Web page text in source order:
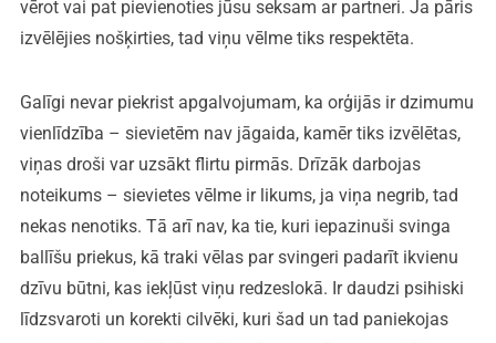
vērot vai pat pievienoties jūsu seksam ar partneri. Ja pāris
izvēlējies nošķirties, tad viņu vēlme tiks respektēta.
Galīgi nevar piekrist apgalvojumam, ka orģijās ir dzimumu
vienlīdzība – sievietēm nav jāgaida, kamēr tiks izvēlētas,
viņas droši var uzsākt flirtu pirmās. Drīzāk darbojas
noteikums – sievietes vēlme ir likums, ja viņa negrib, tad
nekas nenotiks. Tā arī nav, ka tie, kuri iepazinuši svinga
ballīšu priekus, kā traki vēlas par svingeri padarīt ikvienu
dzīvu būtni, kas iekļūst viņu redzeslokā. Ir daudzi psihiski
līdzsvaroti un korekti cilvēki, kuri šad un tad paniekojas